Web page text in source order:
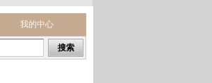
我的中心
搜索